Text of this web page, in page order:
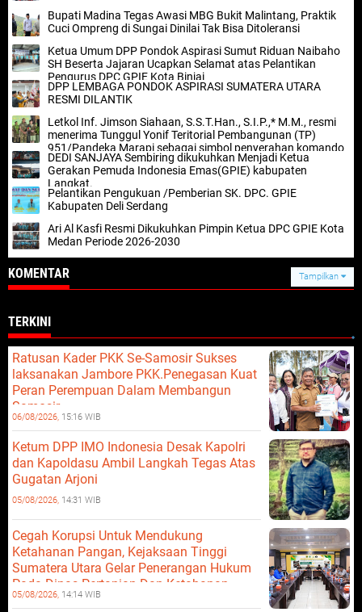
Bupati Madina Tegas Awasi MBG Bukit Malintang, Praktik
Cuci Ompreng di Sungai Dinilai Tak Bisa Ditoleransi
Ketua Umum DPP Pondok Aspirasi Sumut Riduan Naibaho
SH Beserta Jajaran Ucapkan Selamat atas Pelantikan
Pengurus DPC GPIE Kota Binjai
DPP LEMBAGA PONDOK ASPIRASI SUMATERA UTARA
RESMI DILANTIK
Letkol Inf. Jimson Siahaan, S.S.T.Han., S.I.P.,* M.M., resmi
menerima Tunggul Yonif Teritorial Pembangunan (TP)
951/Pandeka Marapi sebagai simbol penyerahan komando
satuan.
DEDI SANJAYA Sembiring dikukuhkan Menjadi Ketua
Gerakan Pemuda Indonesia Emas(GPIE) kabupaten
Langkat.
Pelantikan Pengukuan /Pemberian SK. DPC. GPIE
Kabupaten Deli Serdang
Ari Al Kasfi Resmi Dikukuhkan Pimpin Ketua DPC GPIE Kota
Medan Periode 2026-2030
KOMENTAR Tampilkan
TERKINI
Ratusan Kader PKK Se-Samosir Sukses
laksanakan Jambore PKK.Penegasan Kuat
Peran Perempuan Dalam Membangun
Samosir.
06/08/2026, 15:16 WIB
Ketum DPP IMO Indonesia Desak Kapolri
dan Kapoldasu Ambil Langkah Tegas Atas
Gugatan Arjoni
05/08/2026, 14:31 WIB
Cegah Korupsi Untuk Mendukung
Ketahanan Pangan, Kejaksaan Tinggi
Sumatera Utara Gelar Penerangan Hukum
Pada Dinas Pertanian Dan Ketahanan
Pangan
05/08/2026, 14:14 WIB